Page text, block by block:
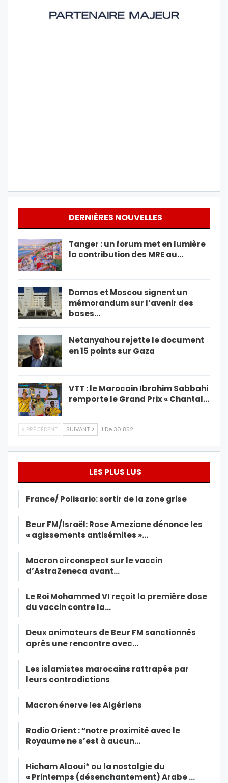
DERNIÈRES NOUVELLES
Tanger : un forum met en lumière
la contribution des MRE au…
Damas et Moscou signent un
mémorandum sur l’avenir des
bases…
Netanyahou rejette le document
en 15 points sur Gaza
VTT : le Marocain Ibrahim Sabbahi
remporte le Grand Prix « Chantal…
PRÉCÉDENT SUIVANT 1 De 30 852
LES PLUS LUS
France/ Polisario: sortir de la zone grise
Beur FM/Israël: Rose Ameziane dénonce les
« agissements antisémites »…
Macron circonspect sur le vaccin
d’AstraZeneca avant…
Le Roi Mohammed VI reçoit la première dose
du vaccin contre la…
Deux animateurs de Beur FM sanctionnés
après une rencontre avec…
Les islamistes marocains rattrapés par
leurs contradictions
Macron énerve les Algériens
Radio Orient : “notre proximité avec le
Royaume ne s’est à aucun…
Hicham Alaoui* ou la nostalgie du
« Printemps (désenchantement) Arabe …